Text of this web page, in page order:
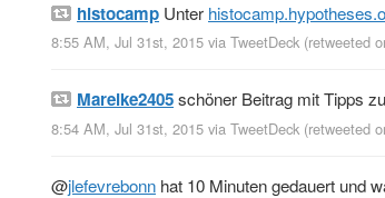
histocamp Unter
8:55 AM, Jul 31st, 2015 via TweetDeck (retweeted
Mareike2405schöner Beitrag mit Tipps
8:54 AM, Jul 31st, 2015 via TweetDeck (retweeted
@jlefevrebonn hat 10 Minuten gedauert und